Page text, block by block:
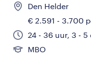
Den Helder
€ 2.591 - 3.700
24 - 36 uur, 3 - 5
MBO